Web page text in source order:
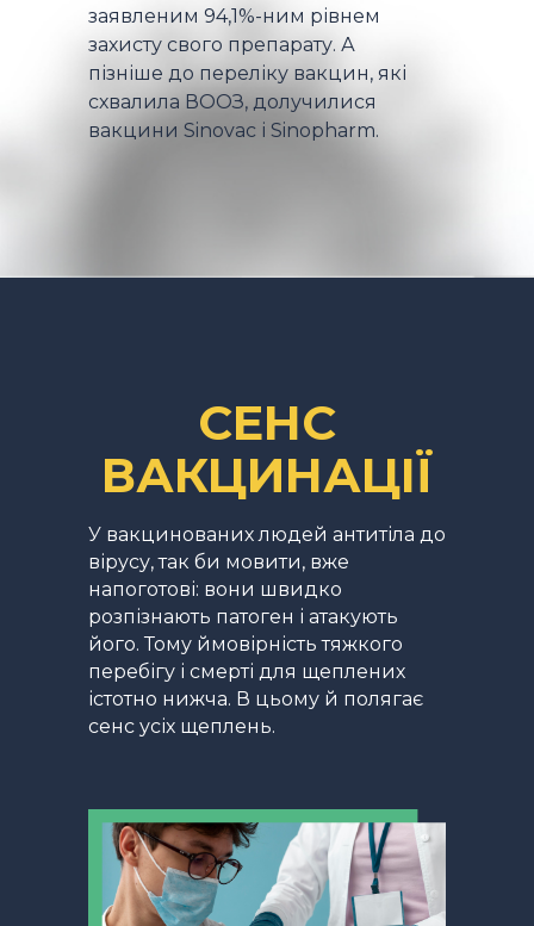
заявленим 94,1%-ним рівнем
захисту свого препарату. А
пізніше до переліку вакцин, які
схвалила ВООЗ, долучилися
вакцини Sinovac і Sinopharm.
INTRODUCTION
СЕНС
ВАКЦИНАЦІЇ
У вакцинованих людей антитіла до
вірусу, так би мовити, вже
напоготові: вони швидко
розпізнають патоген і атакують
його. Тому ймовірність тяжкого
перебігу і смерті для щеплених
істотно нижча. В цьому й полягає
сенс усіх щеплень.